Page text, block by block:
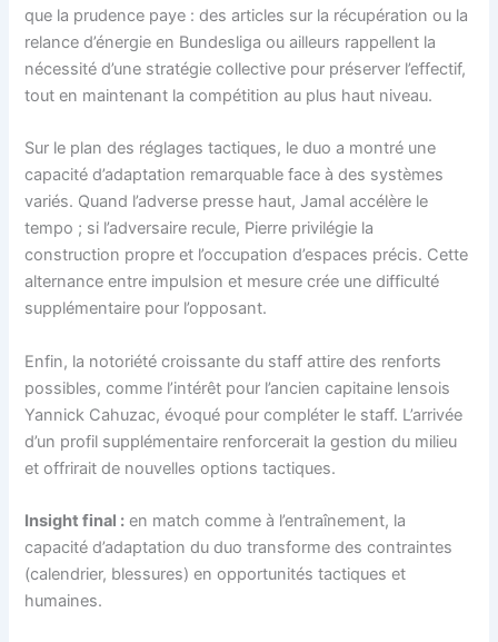
que la prudence paye : des articles sur la récupération ou la
relance d’énergie en Bundesliga ou ailleurs rappellent la
nécessité d’une stratégie collective pour préserver l’effectif,
tout en maintenant la compétition au plus haut niveau.
Sur le plan des réglages tactiques, le duo a montré une
capacité d’adaptation remarquable face à des systèmes
variés. Quand l’adverse presse haut, Jamal accélère le
tempo ; si l’adversaire recule, Pierre privilégie la
construction propre et l’occupation d’espaces précis. Cette
alternance entre impulsion et mesure crée une difficulté
supplémentaire pour l’opposant.
Enfin, la notoriété croissante du staff attire des renforts
possibles, comme l’intérêt pour l’ancien capitaine lensois
Yannick Cahuzac, évoqué pour compléter le staff. L’arrivée
d’un profil supplémentaire renforcerait la gestion du milieu
et offrirait de nouvelles options tactiques.
Insight final : en match comme à l’entraînement, la
capacité d’adaptation du duo transforme des contraintes
(calendrier, blessures) en opportunités tactiques et
humaines.